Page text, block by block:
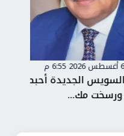
الجديدة أحبطت
مك...